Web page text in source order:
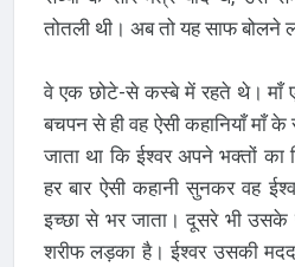
तोतली थी। अब तो यह साफ बोलने
वे एक छोटे-से कस्बे में रहते थे। माँ
बचपन से ही वह ऐसी कहानियाँ माँ
जाता था कि ईश्वर अपने भक्तों
हर बार ऐसी कहानी सुनकर वह
इच्छा से भर जाता। दूसरे भी
शरीफ लड़का है। ईश्वर उसकी